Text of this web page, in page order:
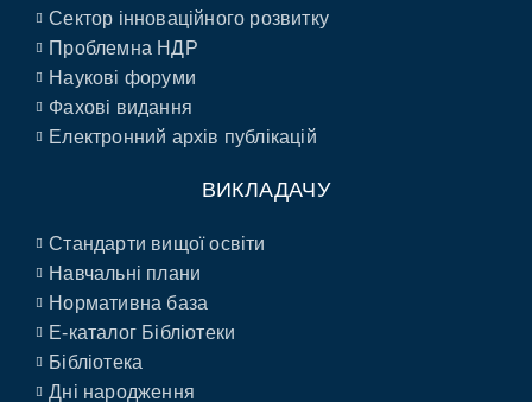
Сектор інноваційного розвитку
Проблемна НДР
Наукові форуми
Фахові видання
Електронний архів публікацій
ВИКЛАДАЧУ
Стандарти вищої освіти
Навчальні плани
Нормативна база
E-каталог Бібліотеки
Бібліотека
Дні народження